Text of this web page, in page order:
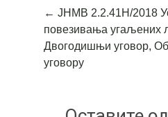
Post
navigation
← ЈНМВ 2.2.41Н/2018
повезивања угаљених
Двогодишњи уговор,
уговору